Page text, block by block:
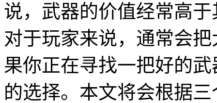
说，武器的价值经常高
对于玩家来说，通常会
果你正在寻找一把好的
的选择。本文将会根据